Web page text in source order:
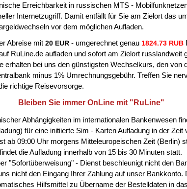
Erreichbarkeit in russischen MTS -
Internetzugriff. Damit entfällt für Sie am Zielort das
vor dem möglichen Aufladen.
Abreise mit 20 EUR - umgerechnet genau 1824.73 RUB
RuLine.de aufladen und sofort am Zielort russlandweit
erhalten bei uns den günstigsten Wechselkurs, den von
minus 1% Umrechnungsgebühr. Treffen Sie
richtige Reisevorsorge.
Bleiben Sie immer OnLine mit "RuLine"
Abhängigkeiten im internationalen Bankenwesen
für eine initiierte Sim - Karten Aufladung in der Zeit
ab 09:00 Uhr morgens Mitteleuropeischen Zeit (Berlin)
die Aufladung innerhalb von 15 bis 30 Minuten statt.
"Sofortüberweisung" - Dienst beschleunigt nicht den
nicht den Eingang Ihrer Zahlung auf unser Bankkonto.
Hilfsmittel zu Übername der Bestelldaten in das